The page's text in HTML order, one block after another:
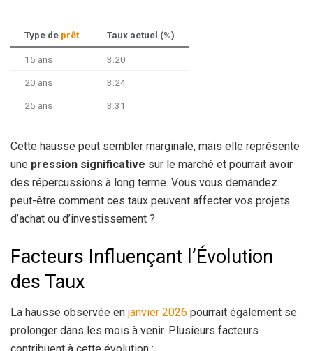
Type de prêt Taux actuel (%)
15 ans 3.20
20 ans 3.24
25 ans 3.31
Cette hausse peut sembler marginale, mais elle représente
une pression significative sur le marché et pourrait avoir
des répercussions à long terme. Vous vous demandez
peut-être comment ces taux peuvent affecter vos projets
d’achat ou d’investissement ?
Facteurs Influençant l’Évolution
des Taux
La hausse observée en janvier 2026 pourrait également se
prolonger dans les mois à venir. Plusieurs facteurs